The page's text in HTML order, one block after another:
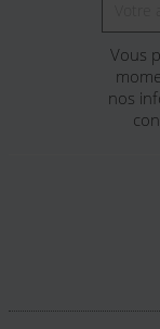
Vous
nos